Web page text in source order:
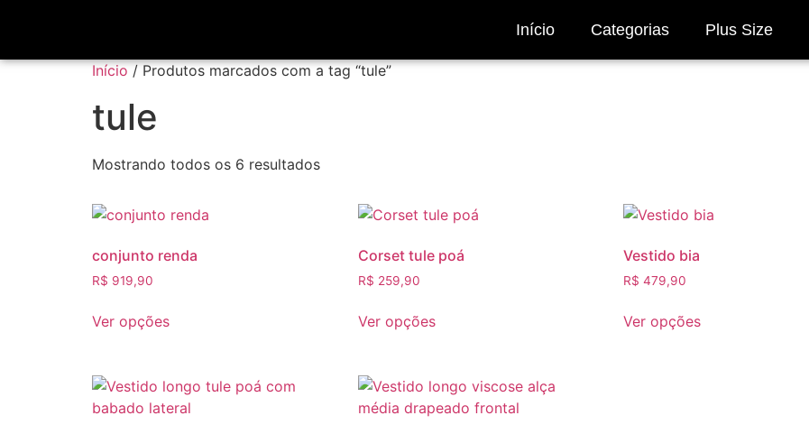
Início Categorias Plus Size
Início / Produtos marcados com a tag “tule”
tule
Mostrando todos os 6 resultados
conjunto renda
R$ 919,90
Ver opções
Corset tule poá
R$ 259,90
Ver opções
Vestido bia
R$ 479,90
Ver opções